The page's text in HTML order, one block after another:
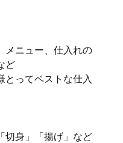
メニュー、仕入れの
ど
とってベストな仕入
切身」「揚げ」など